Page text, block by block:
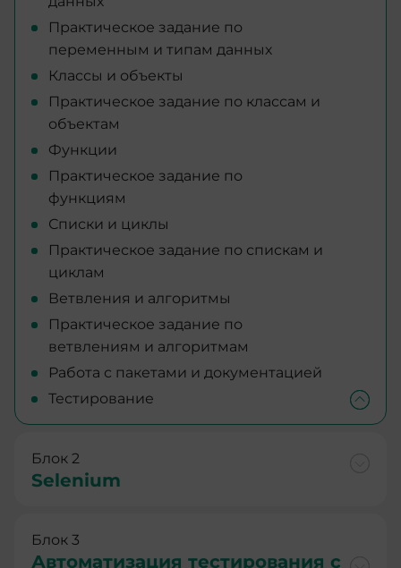
Практическое задание по
переменным и типам данных
Классы и объекты
Практическое задание по классам и
объектам
Функции
Практическое задание по
функциям
Списки и циклы
Практическое задание по спискам и
циклам
Ветвления и алгоритмы
Практическое задание по
ветвлениям и алгоритмам
Работа с пакетами и документацией
Тестирование
Блок 2
Selenium
Блок 3
Автоматизация тестирования с